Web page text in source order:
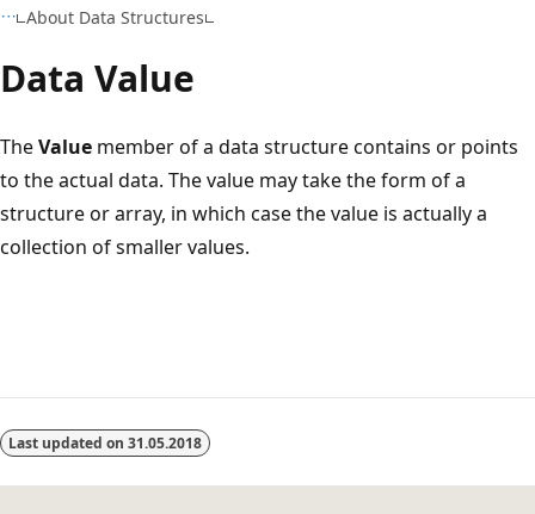
About Data Structures
Data Value
TheValue member of a data structure contains or points
to the actual data. The value may take the form of a
structure or array, in which case the value is actually a
collection of smaller values.
выключен
Last updated on 31.05.2018